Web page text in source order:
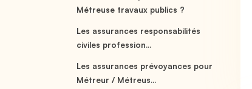
Métreuse travaux publics ?
Les assurances responsabilités
civiles profession...
Les assurances prévoyances pour
Métreur / Métreus...